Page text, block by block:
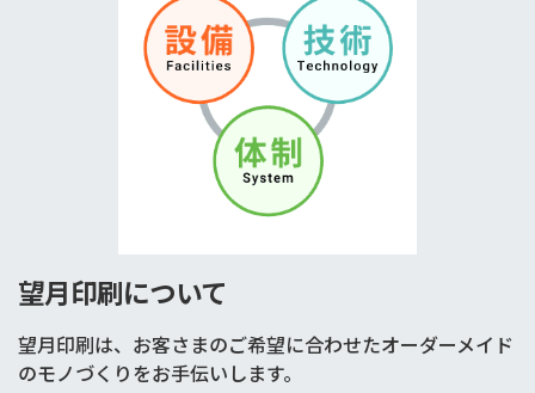
望月印刷について
望月印刷は、お客さまのご希望に合わせたオーダーメイド
のモノづくりをお手伝いします。